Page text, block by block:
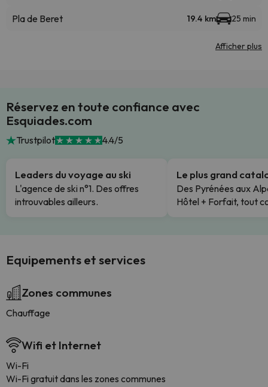
Pla de Beret 19.4 km 25 min
Afficher plus
Réservez en toute confiance avec
Esquiades.com
Trustpilot 4.4/5
Leaders du voyage au ski
L'agence de ski n°1. Des offres
introuvables ailleurs.
Le plus grand
Des Pyrénées aux
Hôtel + Forfait, tout
Equipements et services
Zones communes
Chauffage
Wifi et Internet
Wi-Fi
Wi-Fi gratuit dans les zones communes